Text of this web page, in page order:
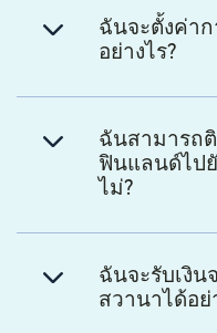
ฉันจะตั้งค่าก
อย่างไร?
ฉันสามารถ
ฟินแลนด์ไป
ไม่?
ฉันจะรับเงิน
สวานาได้อย่